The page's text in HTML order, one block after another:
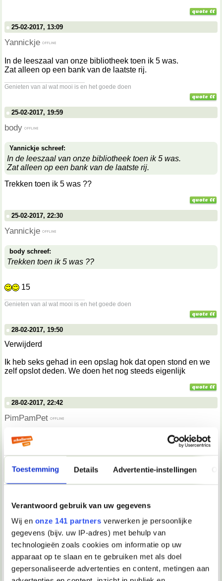
Toestemming Details Advertentie-instellingen
Verantwoord gebruik van uw gegevens
Wij en onze 141 partners verwerken je persoonlijke
gegevens (bijv. uw IP-adres) met behulp van
technologieën zoals cookies om informatie op uw
apparaat op te slaan en te gebruiken met als doel
gepersonaliseerde advertenties en content, metingen aan
25-02-2017, 13:09
Yannickje
In de leeszaal van onze bibliotheek toen ik 5 was.
Zat alleen op een bank van de laatste rij.
Genieten van al wat mooi is en het goede doen
25-02-2017, 19:59
body
Yannickje schreef:
In de leeszaal van onze bibliotheek toen ik 5 was.
Zat alleen op een bank van de laatste rij.
Trekken toen ik 5 was ??
25-02-2017, 22:30
Yannickje
body schreef:
Trekken toen ik 5 was ??
15
Genieten van al wat mooi is en het goede doen
28-02-2017, 19:50
Verwijderd
Ik heb seks gehad in een opslag hok dat open stond en we
zelf opslot deden. We doen het nog steeds eigenlijk
28-02-2017, 22:42
PimPamPet
Nice
02-03-2017, 14:39
Bengel
Toen ik 11 jaar was vrij vaak na het zwemmen, op het terras
achter de tafel zittend. Onder het kijken naar meisjes die
toevallig op een nabij geplaatste bank gingen zitten..
Soms kwam ik daarbij alleen al bij fantasie klaar. Of via een
gat in mijn broekzak de eikel te strelen.
06-03-2017, 17:00